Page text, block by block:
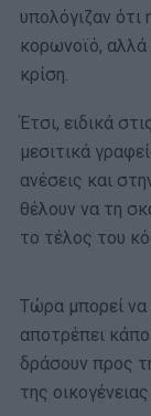
υπολόγιζαν
κορωνοϊό, αλλά
κρίση.
Έτσι, ειδικά
μεσιτικά
ανέσεις και
θέλουν να τη
το τέλος του
Τώρα μπορεί να
αποτρέπει
δράσουν προς
της